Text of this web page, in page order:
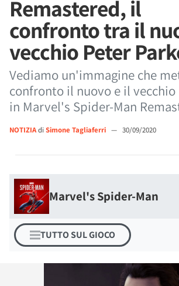
Remastered, il
confronto tra il
vecchio Peter
Vediamo un'immagine che
confronto il nuovo e il vecchio
in Marvel's Spider-Man
NOTIZIAdi Simone Tagliaferri — 30/09/2020
Marvel's Spider-Man
TUTTO SUL GIOCO